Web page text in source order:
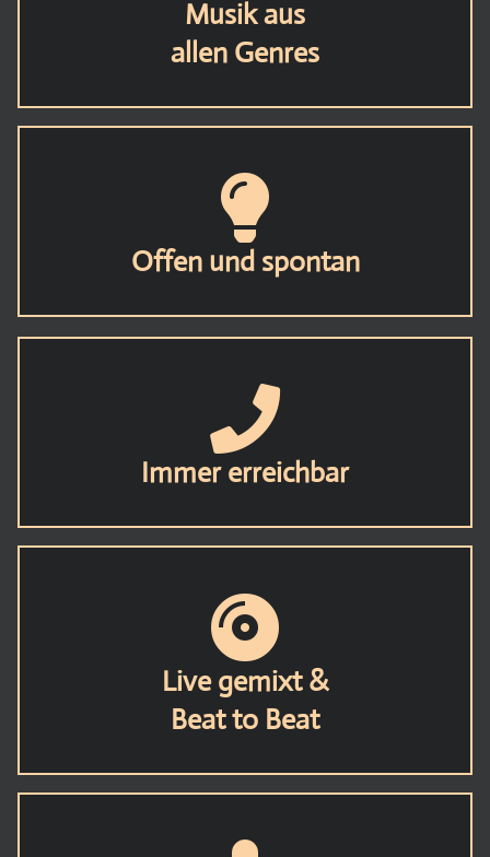
Musik aus
allen Genres
Offen und spontan
Immer erreichbar
Live gemixt &
Beat to Beat